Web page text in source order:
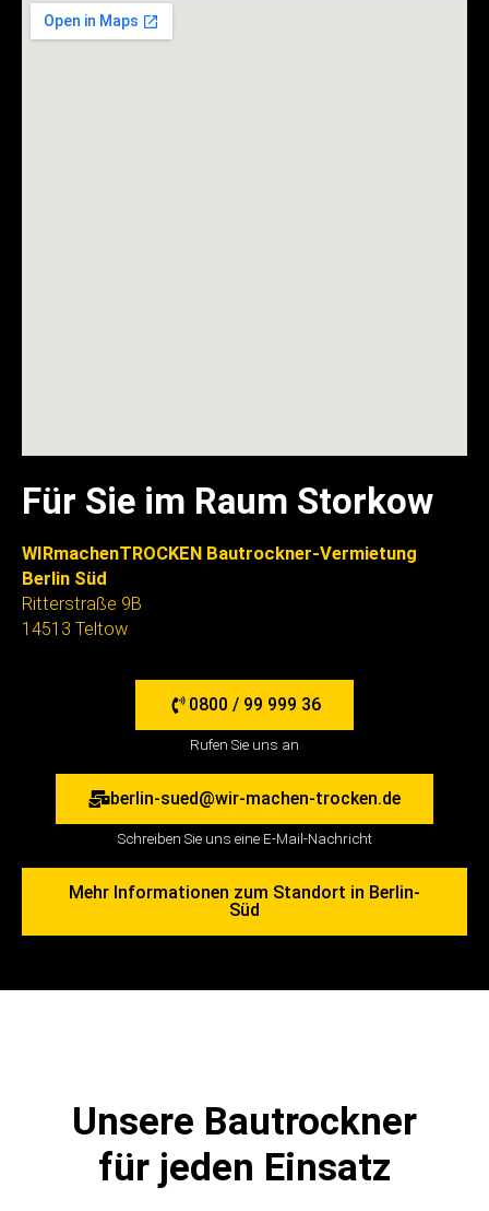
Für Sie im Raum Storkow
WIRmachenTROCKEN Bautrockner-Vermietung
Berlin Süd
Ritterstraße 9B
14513 Teltow
0800 / 99 999 36
Rufen Sie uns an
berlin-sued@wir-machen-trocken.de
Schreiben Sie uns eine E-Mail-Nachricht
Mehr Informationen zum Standort in Berlin-
Süd
Unsere Bautrockner
für jeden Einsatz